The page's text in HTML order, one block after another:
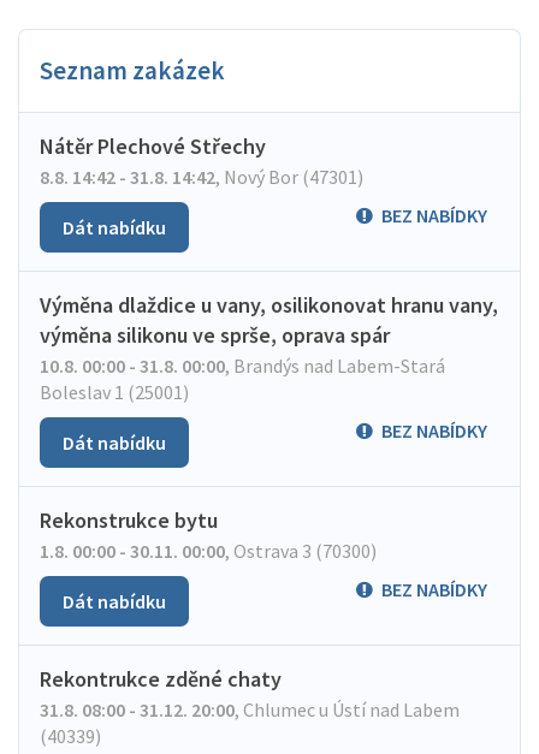
Seznam zakázek
Nátěr Plechové Střechy
8.8. 14:42 - 31.8. 14:42, Nový Bor (47301)
BEZ NABÍDKY
Dát nabídku
Výměna dlaždice u vany, osilikonovat hranu vany,
výměna silikonu ve sprše, oprava spár
10.8. 00:00 - 31.8. 00:00, Brandýs nad Labem-Stará
Boleslav 1 (25001)
BEZ NABÍDKY
Dát nabídku
Rekonstrukce bytu
1.8. 00:00 - 30.11. 00:00, Ostrava 3 (70300)
BEZ NABÍDKY
Dát nabídku
Rekontrukce zděné chaty
31.8. 08:00 - 31.12. 20:00, Chlumec u Ústí nad Labem
(40339)